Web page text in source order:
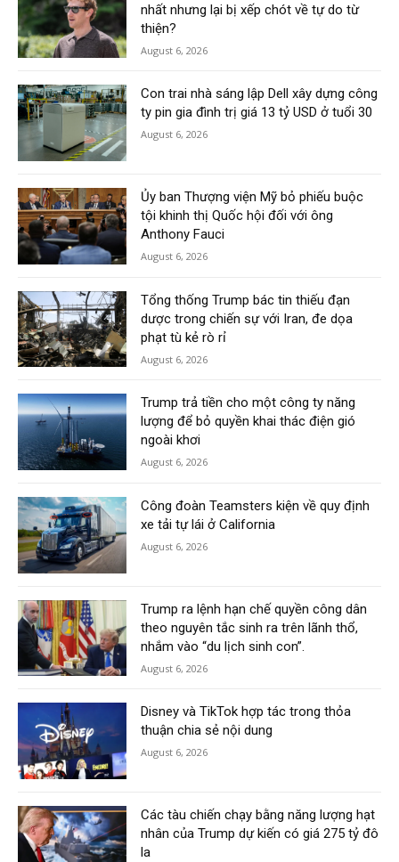
nhất nhưng lại bị xếp chót về tự do từ
thiện?
August 6, 2026
Con trai nhà sáng lập Dell xây dựng công
ty pin gia đình trị giá 13 tỷ USD ở tuổi 30
August 6, 2026
Ủy ban Thượng viện Mỹ bỏ phiếu buộc
tội khinh thị Quốc hội đối với ông
Anthony Fauci
August 6, 2026
Tổng thống Trump bác tin thiếu đạn
dược trong chiến sự với Iran, đe dọa
phạt tù kẻ rò rỉ
August 6, 2026
Trump trả tiền cho một công ty năng
lượng để bỏ quyền khai thác điện gió
ngoài khơi
August 6, 2026
Công đoàn Teamsters kiện về quy định
xe tải tự lái ở California
August 6, 2026
Trump ra lệnh hạn chế quyền công dân
theo nguyên tắc sinh ra trên lãnh thổ,
nhắm vào “du lịch sinh con”.
August 6, 2026
Disney và TikTok hợp tác trong thỏa
thuận chia sẻ nội dung
August 6, 2026
Các tàu chiến chạy bằng năng lượng hạt
nhân của Trump dự kiến có giá 275 tỷ đô
la